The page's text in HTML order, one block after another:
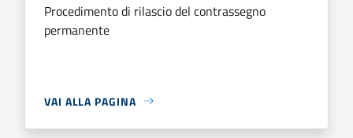
Procedimento di rilascio del contrassegno
permanente
VAI ALLA PAGINA